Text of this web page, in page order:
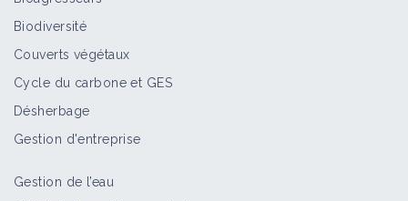
Biodiversité
Couverts végétaux
Cycle du carbone et GES
Désherbage
Gestion d'entreprise
Gestion de l’eau